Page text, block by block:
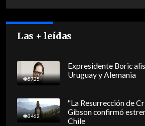
Las + leídas
5725
Expresidente Boric
Uruguay y Alemania
3462
"La Resurrección de
Gibson confirmó
Chile